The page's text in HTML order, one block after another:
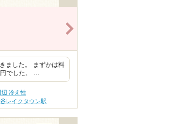
ました。 まずかは料
円でした。 …
冷え性
レイクタウン駅